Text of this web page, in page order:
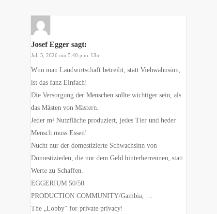
Josef Egger sagt:
Juli 5, 2026 um 5:40 p.m. Uhr
Wnn man Landwirtschaft betreibt, statt Viehwahnsinn,
ist das fanz Einfach!
Die Versorgung der Menschen sollte wichtiger sein, als
das Mästen von Mästern.
Jeder m² Nutzfläche produziert, jedes Tier und heder
Mensch muss Essen!
Nucht nur der domestizierte Schwachsinn von
Domestizieden, die nur dem Geld hinterherrennen, statt
Werte zu Schaffen.
EGGERIUM 50/50
PRODUCTION COMMUNITY/Gambia, …
The „Lobby“ for private privacy!